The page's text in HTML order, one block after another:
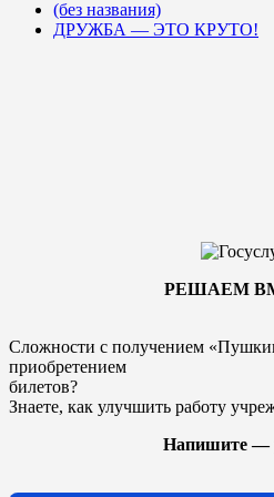
(без названия)
ДРУЖБА — ЭТО КРУТО!
РЕШАЕМ
Сложности с получением
приобретением
билетов?
Знаете, как улучшить работу
Напишите —